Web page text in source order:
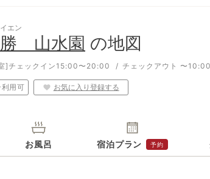
エン
山水園 の地図
]チェックイン15:00〜20:00 チェックアウト 〜10:00
用可 お気に入り登録する
お風呂 宿泊プラン 予約